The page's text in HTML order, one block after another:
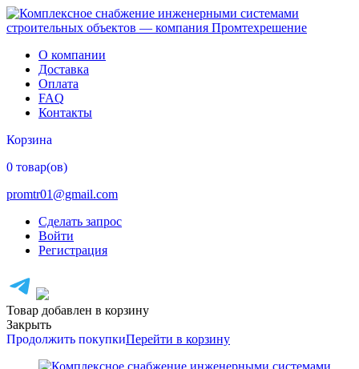
О компании
Доставка
Оплата
FAQ
Контакты
Корзина
0 товар(ов)
promtr01@gmail.com
Сделать запрос
Войти
Регистрация
Товар добавлен в корзину
Закрыть
Продолжить покупкиПерейти в корзину